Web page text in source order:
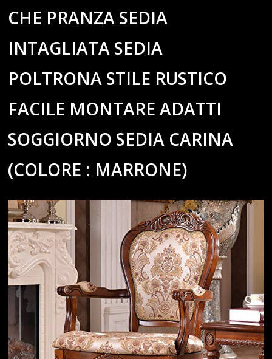
CHE PRANZA SEDIA
INTAGLIATA SEDIA
POLTRONA STILE RUSTICO
FACILE MONTARE ADATTI
SOGGIORNO SEDIA CARINA
(COLORE : MARRONE)